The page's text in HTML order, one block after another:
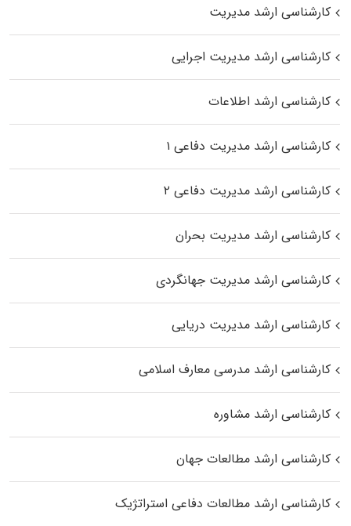
کارشناسی ارشد مدیریت
کارشناسی ارشد مدیریت اجرایی
کارشناسی ارشد اطلاعات
کارشناسی ارشد مدیریت دفاعی ۱
کارشناسی ارشد مدیریت دفاعی ۲
کارشناسی ارشد مدیریت بحران
کارشناسی ارشد مدیریت جهانگردی
کارشناسی ارشد مدیریت دریایی
کارشناسی ارشد مدرسی معارف اسلامی
کارشناسی ارشد مشاوره
کارشناسی ارشد مطالعات جهان
کارشناسی ارشد مطالعات دفاعی استراتژیک